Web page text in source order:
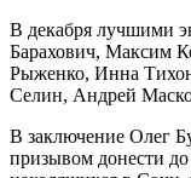
В декабря лучшими
Барахович, Максим
Рыженко, Инна
Селин, Андрей
В заключение Олег
призывом донести до